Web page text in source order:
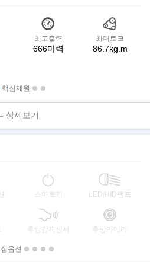
최고출력
666마력
최대토크
86.7kg.m
핵심제원
상세보기
스마트키 LED/HID램프
후방감지센서 후방카메라
옵션